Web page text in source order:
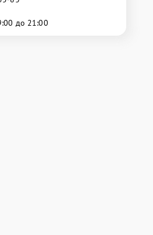
до 21:00